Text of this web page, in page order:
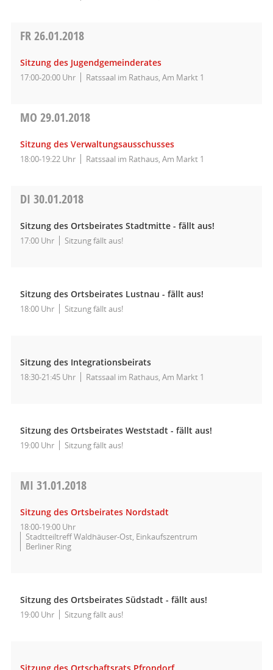
FR26.01.2018
Sitzung des Jugendgemeinderates
17:00-20:00 Uhr Ratssaal im Rathaus, Am Markt 1
MO 29.01.2018
Sitzung des Verwaltungsausschusses
18:00-19:22 Uhr Ratssaal im Rathaus, Am Markt 1
DI 30.01.2018
Sitzung des Ortsbeirates Stadtmitte - fällt aus!
17:00 Uhr Sitzung fällt aus!
Sitzung des Ortsbeirates Lustnau - fällt aus!
18:00 Uhr Sitzung fällt aus!
Sitzung des Integrationsbeirats
18:30-21:45 Uhr Ratssaal im Rathaus, Am Markt 1
Sitzung des Ortsbeirates Weststadt - fällt aus!
19:00 Uhr Sitzung fällt aus!
MI 31.01.2018
Sitzung des Ortsbeirates Nordstadt
18:00-19:00 Uhr
Stadtteiltreff Waldhäuser-Ost, Einkaufszentrum
Berliner Ring
Sitzung des Ortsbeirates Südstadt - fällt aus!
19:00 Uhr Sitzung fällt aus!